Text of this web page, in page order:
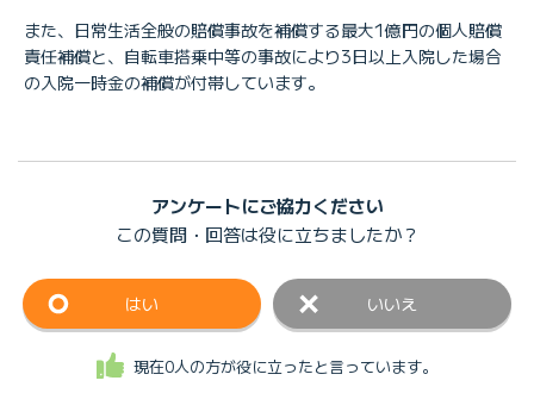
また、日常生活全般の賠償事故を補償する最大1億円の個人賠償
責任補償と、自転車搭乗中等の事故により3日以上入院した場合
の入院一時金の補償が付帯しています。
アンケートにご協力ください
この質問・回答は役に立ちましたか？
はい いいえ
現在0人の方が役に立ったと言っています。